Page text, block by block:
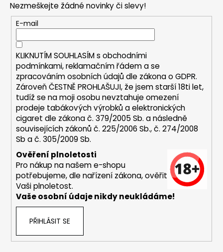
HLEDAT
D
p
o
u
m
DEKANG
10ML
11MG
Nezmeškejte žádné novinky či slevy!
E-mail
KLIKNUTÍM SOUHLASÍM s obchodními
podmínkami,reklamačním řádem a se
zpracováním osobních údajů dle zákona oGDPR.
Zároveň ČESTNĚ PROHLAŠUJI, že jsem starší 18ti let,
tudíž se na moji osobu nevztahuje omezení
prodeje tabákových výrobků a elektronických
cigaret dle zákona č. 379/2005 Sb. a následně
souvisejících zákonů č. 225/2006 Sb., č. 274/2008
Sb a č. 305/2009 Sb.
Ověření plnoletosti
Pro nákup na našem e-shopu
potřebujeme, dle nařízení zákona, ověřit
Vaši plnoletost.
Vaše osobní údaje nikdy neukládáme!
PŘIHLÁSIT SE